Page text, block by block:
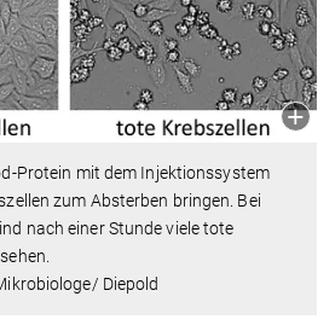
Protein mit dem Injektionssystem
zum Absterben bringen. Bei
nach einer Stunde viele tote
Diepold